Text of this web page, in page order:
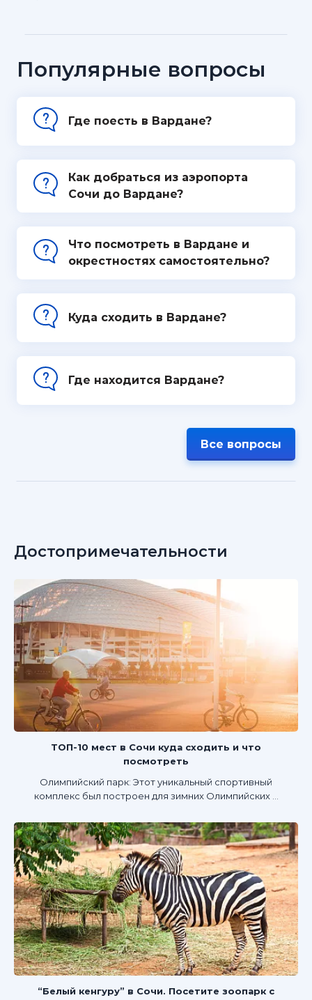
Популярные вопросы
Где поесть в Вардане?
Как добраться из аэропорта
Сочи до Вардане?
Что посмотреть в Вардане и
окрестностях самостоятельно?
Куда сходить в Вардане?
Где находится Вардане?
Все вопросы
Достопримечательности
ТОП-10 мест в Сочи куда сходить и что
посмотреть
Олимпийский парк: Этот уникальный спортивный
комплекс был построен для зимних Олимпийских ...
“Белый кенгуру” в Сочи. Посетите зоопарк с